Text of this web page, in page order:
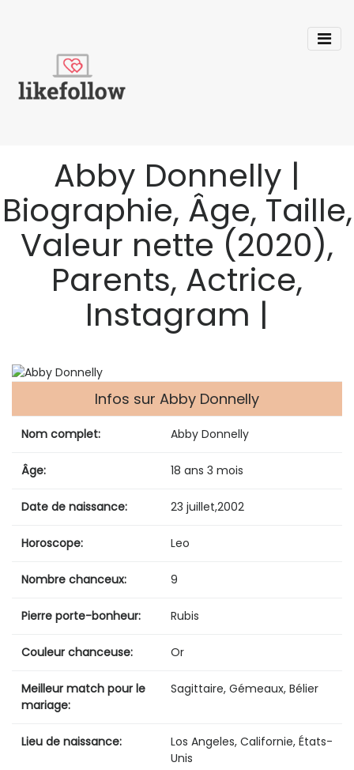
Abby Donnelly |
Biographie, Âge, Taille,
Valeur nette (2020),
Parents, Actrice,
Instagram |
Infos sur Abby Donnelly
Nom complet: Abby Donnelly
Âge: 18 ans 3 mois
Date de naissance: 23 juillet,2002
Horoscope: Leo
Nombre chanceux: 9
Pierre porte-bonheur: Rubis
Couleur chanceuse: Or
Meilleur match pour le
mariage:
Sagittaire, Gémeaux, Bélier
Lieu de naissance:
Los Angeles, Californie, États-
Unis